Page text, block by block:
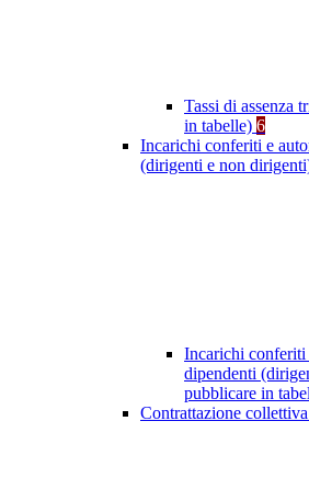
Tassi di assenza
in tabelle) 6
Incarichi conferiti e
(dirigenti e non
Incarichi conferiti
dipendenti
pubblicare in
Contrattazione collettiva